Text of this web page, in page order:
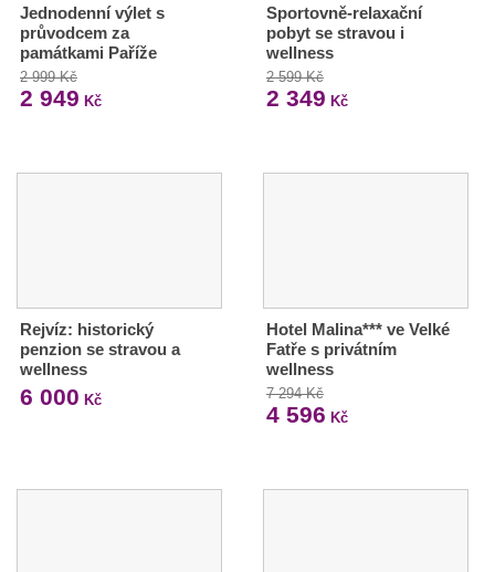
Jednodenní výlet s
průvodcem za
památkami Paříže
2 999 Kč
2 949 Kč
Sportovně-relaxační
pobyt se stravou i
wellness
2 599 Kč
2 349 Kč
Rejvíz: historický
penzion se stravou a
wellness
6 000 Kč
Hotel Malina*** ve Velké
Fatře s privátním
wellness
7 294 Kč
4 596 Kč